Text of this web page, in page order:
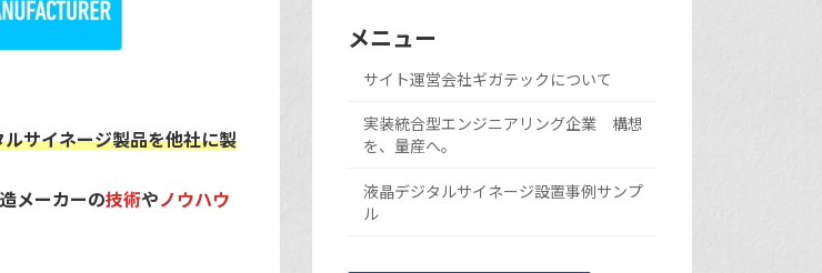
サイネージ製品を他社に製
メーカーの技術やノウハウ
メニュー
サイト運営会社ギガテックについて
実装統合型エンジニアリング企業 構想
を、量産へ。
液晶デジタルサイネージ設置事例サンプ
ル